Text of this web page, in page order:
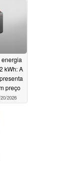
energia
kWh: A
preço
2026